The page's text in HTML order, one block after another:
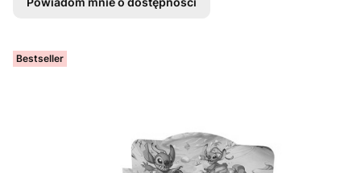
Bestseller